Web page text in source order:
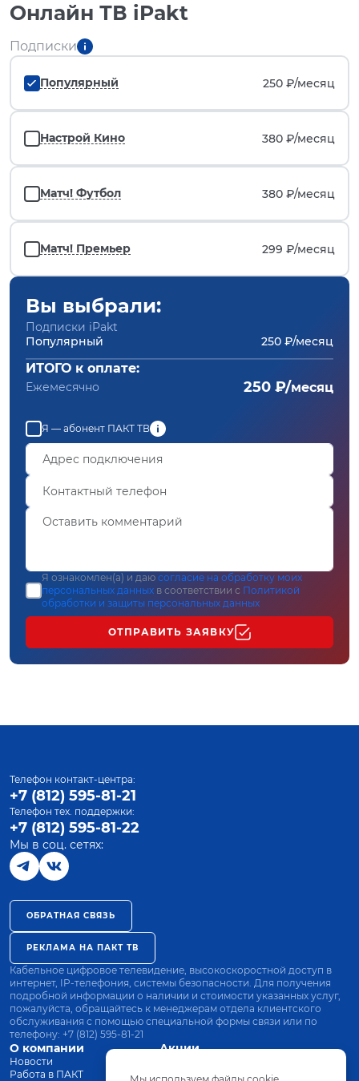
Онлайн ТВ iPakt
Подписки
Популярный 250 ₽/месяц
Настрой Кино 380 ₽/месяц
Матч! Футбол 380 ₽/месяц
Матч! Премьер 299 ₽/месяц
Вы выбрали:
Подписки iPakt
Популярный
250 ₽/месяц
ИТОГО к оплате:
Ежемесячно 250 ₽/месяц
Я — абонент ПАКТ ТВ
Я ознакомлен(а) и даю согласие на обработку моих
персональных данных в соответствии с Политикой
обработки и защиты персональных данных
ОТПРАВИТЬ ЗАЯВКУ
О компании
Новости
Работа в ПАКТ
Акции
Оплата
Телефон контакт-центра:
+7 (812) 595-81-21
Телефон тех. поддержки:
+7 (812) 595-81-22
Мы в соц. сетях:
ОБРАТНАЯ СВЯЗЬ
РЕКЛАМА НА ПАКТ ТВ
Кабельное цифровое телевидение, высокоскоростной доступ в
интернет, IP-телефония, системы безопасности. Для получения
подробной информации о наличии и стоимости указанных услуг,
пожалуйста, обращайтесь к менеджерам отдела клиентского
обслуживания с помощью специальной формы связи или по
телефону: +7 (812) 595-81-21